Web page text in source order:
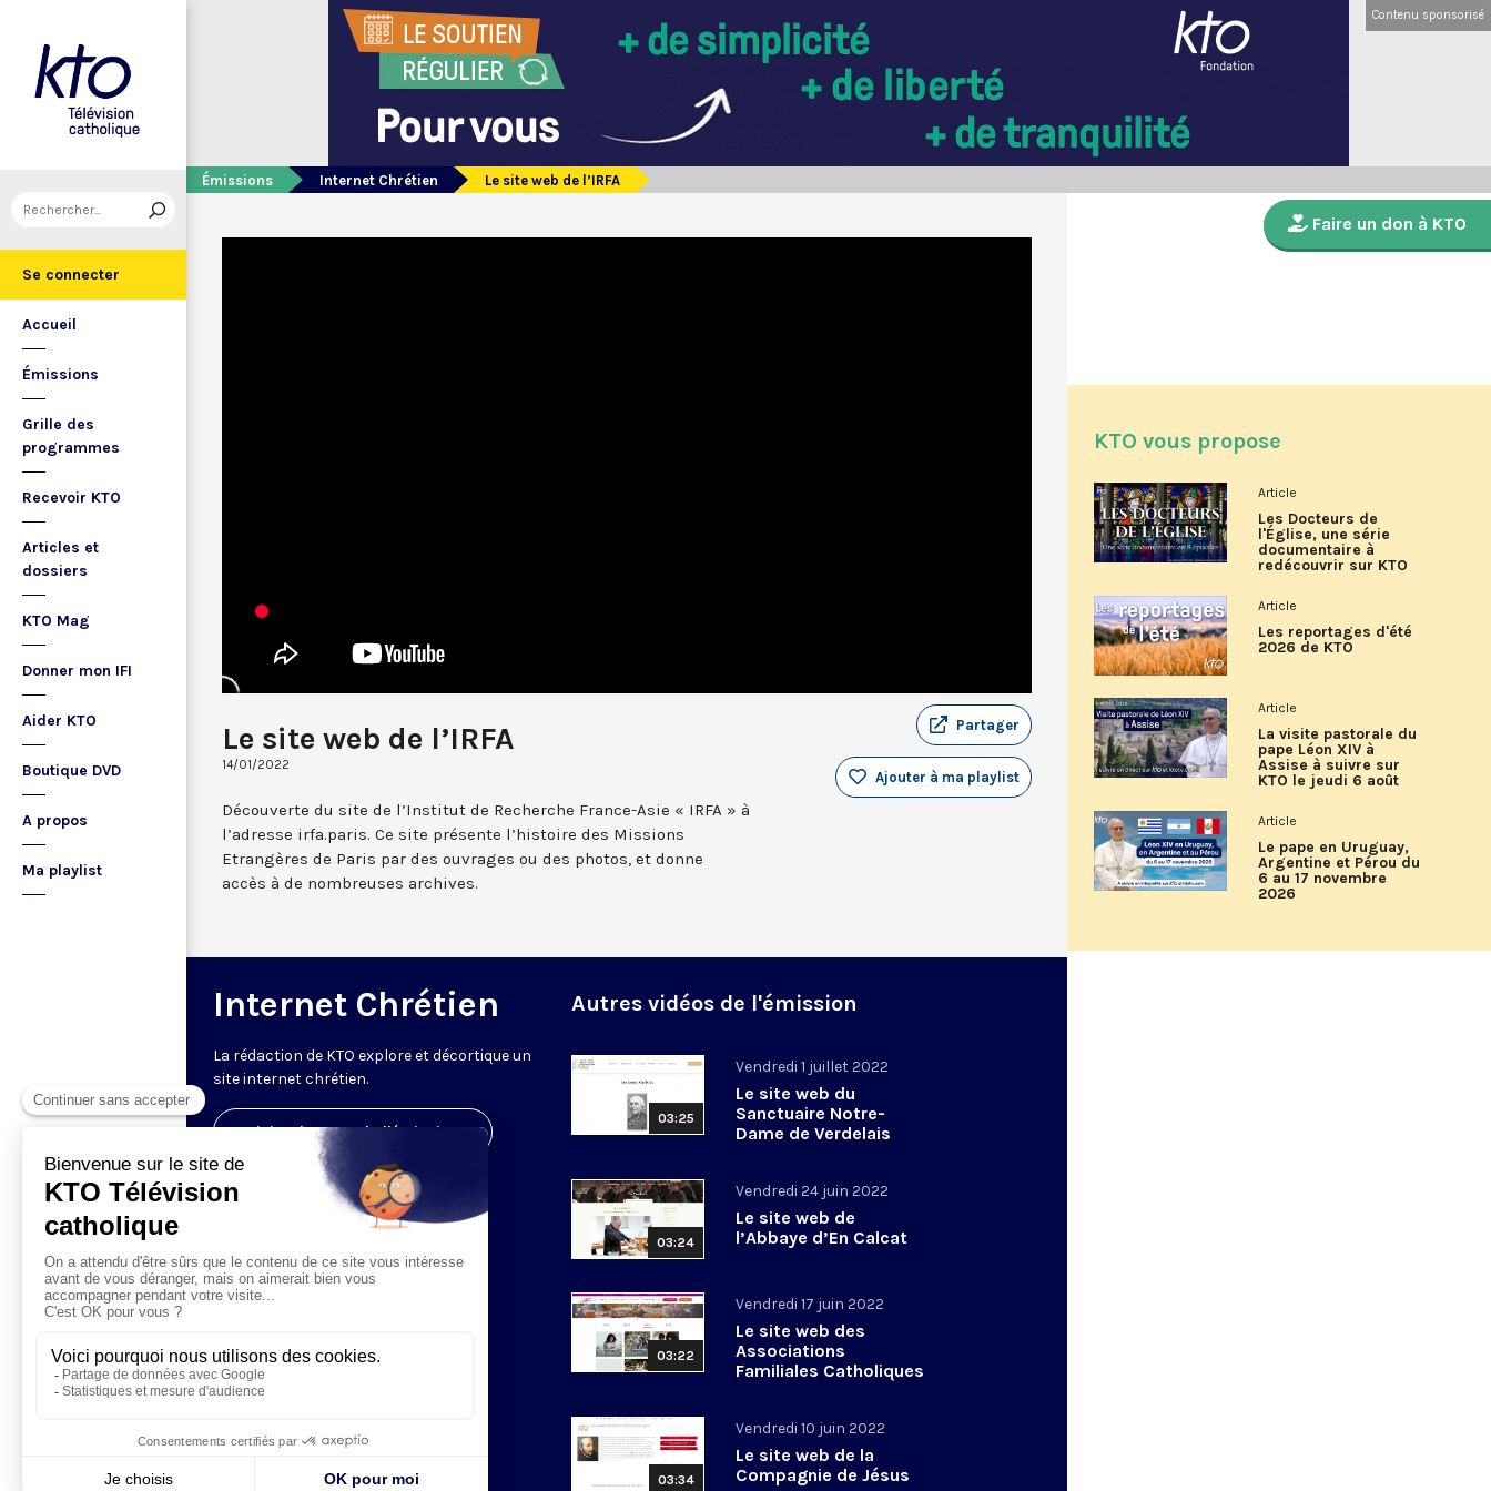
Se connecter
Accueil
Émissions
Grille des
programmes
Recevoir KTO
Articles et
dossiers
KTO Mag
Donner mon IFI
Aider KTO
Boutique DVD
A propos
Ma playlist
Contenu sponsorisé
Émissions Internet Chrétien Le site web de l’IRFA
Le site web de l’IRFA
14/01/2022
Partager
Ajouter à ma playlist
Découverte du site de l’Institut de Recherche France-Asie « IRFA » à
l’adresse irfa.paris. Ce site présente l’histoire des Missions
Etrangères de Paris par des ouvrages ou des photos, et donne
accès à de nombreuses archives.
Internet Chrétien
La rédaction de KTO explore et décortique un
site internet chrétien.
Visiter la page de l'émission
Autres vidéos de l'émission
03:25
Vendredi 1 juillet 2022
Le site web du
Sanctuaire Notre-
Dame de Verdelais
03:24
Vendredi 24 juin 2022
Le site web de
l’Abbaye d’En Calcat
03:22
Vendredi 17 juin 2022
Le site web des
Associations
Familiales Catholiques
03:34
Vendredi 10 juin 2022
Le site web de la
Compagnie de Jésus
Faire un don à KTO
KTO vous propose
Article
Les Docteurs de
l'Église, une série
documentaire à
redécouvrir sur KTO
Article
Les reportages d'été
2026 de KTO
Article
La visite pastorale du
pape Léon XIV à
Assise à suivre sur
KTO le jeudi 6 août
Article
Le pape en Uruguay,
Argentine et Pérou du
6 au 17 novembre
2026